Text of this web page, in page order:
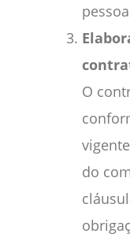
O
do